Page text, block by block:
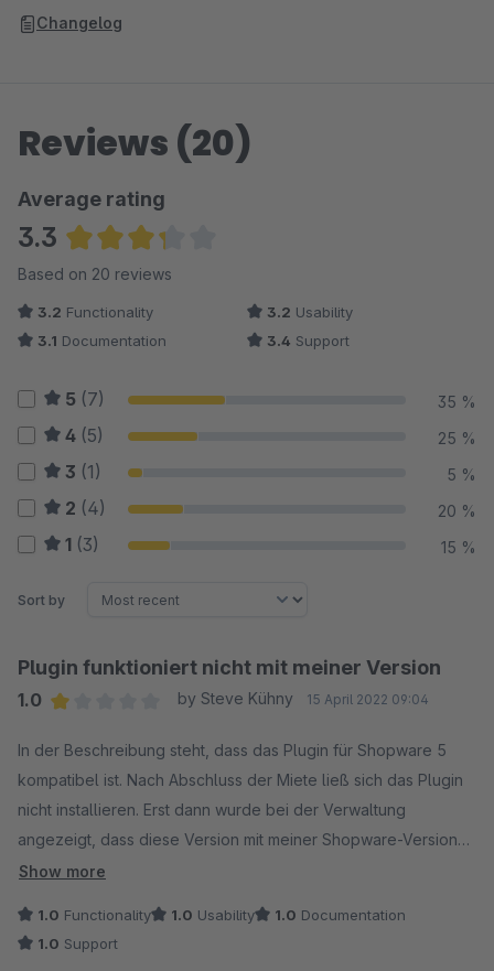
Changelog
Reviews (20)
Average rating
3.3
Average rating of 3.3 out of 5 stars
Based on 20 reviews
3.2 Functionality 3.2 Usability
3.1 Documentation 3.4 Support
5 (7) 35 %
4 (5) 25 %
3 (1) 5 %
2 (4) 20 %
1 (3) 15 %
Sort by
Plugin funktioniert nicht mit meiner Version
1.0
by Steve Kühny 15 April 2022 09:04
In der Beschreibung steht, dass das Plugin für Shopware 5
kompatibel ist. Nach Abschluss der Miete ließ sich das Plugin
nicht installieren. Erst dann wurde bei der Verwaltung
angezeigt, dass diese Version mit meiner Shopware-Version
(5.1 - ich kann wegen DB-Fehler leider nicht mehr höher
Hätte in der Beschreibung gestanden, dass man mind. 5.6
benötigt, hätte ich die Miete nicht abgeschlossen. Das ist -
Show more
1.0 Functionality 1.0 Usability 1.0 Documentation
1.0 Support